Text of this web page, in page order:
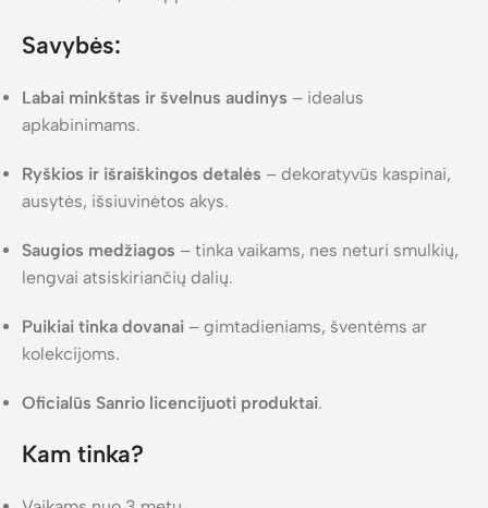
Savybės:
Labai minkštas ir švelnus audinys – idealus
apkabinimams.
Ryškios ir išraiškingos detalės – dekoratyvūs kaspinai,
ausytės, išsiuvinėtos akys.
Saugios medžiagos – tinka vaikams, nes neturi smulkių,
lengvai atsiskiriančių dalių.
Puikiai tinka dovanai – gimtadieniams, šventėms ar
kolekcijoms.
Oficialūs Sanrio licencijuoti produktai.
Kam tinka?